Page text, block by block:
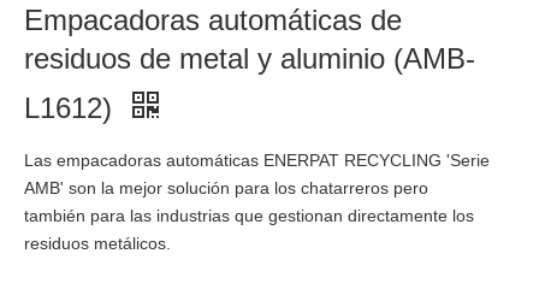
Empacadoras automáticas de
residuos de metal y aluminio (AMB-
L1612)
Las empacadoras automáticas ENERPAT RECYCLING 'Serie
AMB' son la mejor solución para los chatarreros pero
también para las industrias que gestionan directamente los
residuos metálicos.